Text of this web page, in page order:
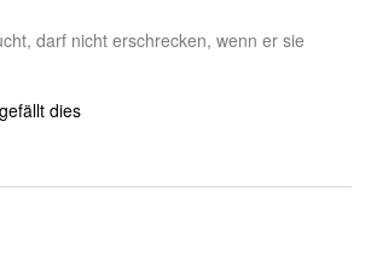
darf nicht erschrecken, wenn er sie
dies